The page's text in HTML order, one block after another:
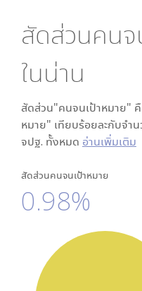
สัดส่วนคนจ
ในน่าน
สัดส่วน"คนจนเป้าหมาย"
หมาย" เทียบร้อยละกับจำ
จปฐ. ทั้งหมด อ่านเพิ่มเติม
สัดส่วนคนจนเป้าหมาย
0.98%